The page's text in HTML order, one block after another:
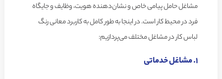
مشاغل حامل پیامی خاص و نشان‌دهنده هویت، وظایف و جایگاه
فرد در محیط کار است. در اینجا به طور کامل به کاربرد معانی رنگ
لباس کار در مشاغل مختلف می‌پردازیم:
1. مشاغل خدماتی